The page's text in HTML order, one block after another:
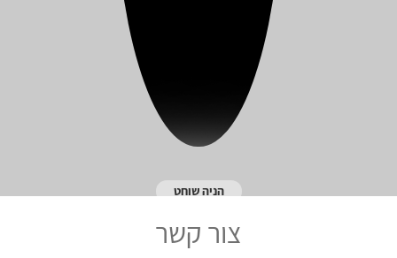
הניה שוחט
צור קשר